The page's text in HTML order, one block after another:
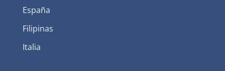
España
Filipinas
Italia